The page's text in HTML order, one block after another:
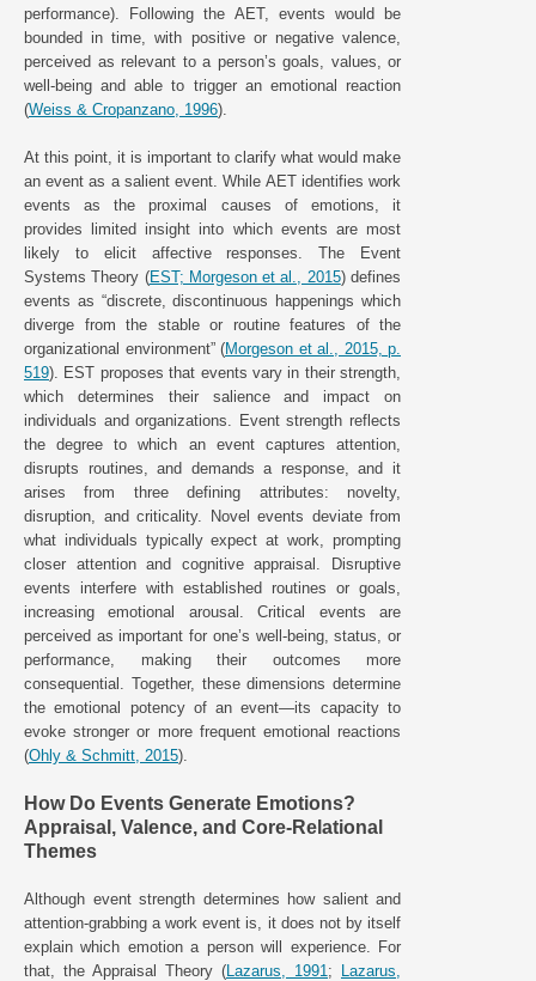
performance). Following the AET, events would be
bounded in time, with positive or negative valence,
perceived as relevant to a person’s goals, values, or
well-being and able to trigger an emotional reaction
(Weiss & Cropanzano, 1996).
At this point, it is important to clarify what would make
an event as a salient event. While AET identifies work
events as the proximal causes of emotions, it
provides limited insight into which events are most
likely to elicit affective responses. The Event
Systems Theory (EST; Morgeson et al., 2015) defines
events as “discrete, discontinuous happenings which
diverge from the stable or routine features of the
organizational environment” (Morgeson et al., 2015, p.
519). EST proposes that events vary in their strength,
which determines their salience and impact on
individuals and organizations. Event strength reflects
the degree to which an event captures attention,
disrupts routines, and demands a response, and it
arises from three defining attributes: novelty,
disruption, and criticality. Novel events deviate from
what individuals typically expect at work, prompting
closer attention and cognitive appraisal. Disruptive
events interfere with established routines or goals,
increasing emotional arousal. Critical events are
perceived as important for one’s well-being, status, or
performance, making their outcomes more
consequential. Together, these dimensions determine
the emotional potency of an event—its capacity to
evoke stronger or more frequent emotional reactions
(Ohly & Schmitt, 2015).
How Do Events Generate Emotions?
Appraisal, Valence, and Core-Relational
Themes
Although event strength determines how salient and
attention-grabbing a work event is, it does not by itself
explain which emotion a person will experience. For
that, the Appraisal Theory (Lazarus, 1991 ; Lazarus,